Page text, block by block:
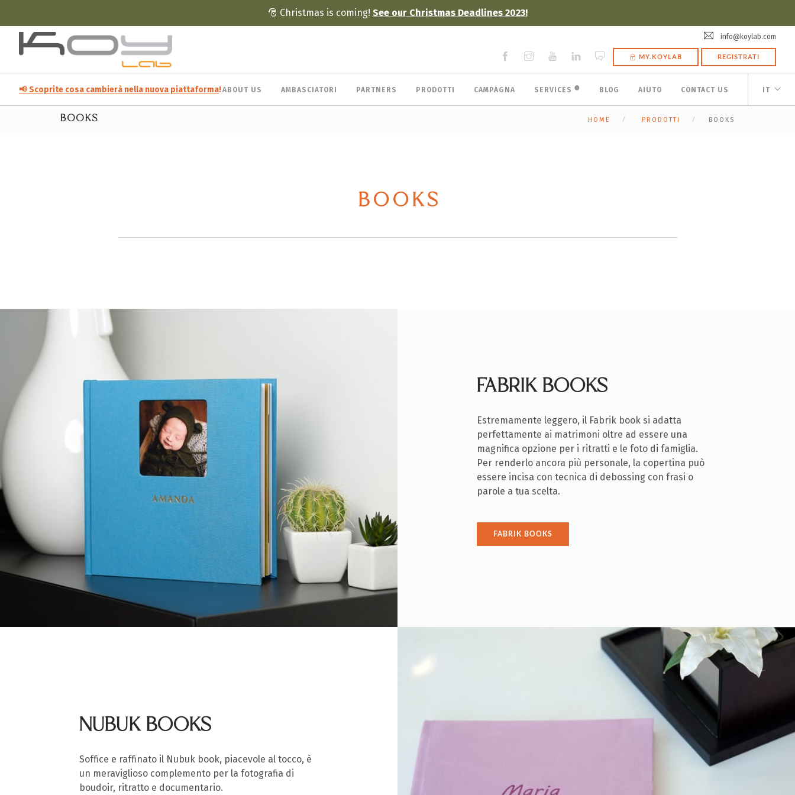
🎅 Christmas is coming! See our Christmas Deadlines 2023!
info@koylab.com
MY.KOYLAB REGISTRATI
📢 Scoprite cosa cambierà nella nuova piattaforma!ABOUT US AMBASCIATORI PARTNERS PRODOTTI CAMPAGNA SERVICES 🟠 BLOG AIUTO CONTACT US IT
BOOKS HOME PRODOTTI BOOKS
BOOKS
FABRIK BOOKS
Estremamente leggero, il Fabrik book si adatta
perfettamente ai matrimoni oltre ad essere una
magnifica opzione per i ritratti e le foto di famiglia.
Per renderlo ancora più personale, la copertina può
essere incisa con tecnica di debossing con frasi o
parole a tua scelta.
FABRIK BOOKS
NUBUK BOOKS
Soffice e raffinato il Nubuk book, piacevole al tocco, è
un meraviglioso complemento per la fotografia di
boudoir, ritratto e documentario.